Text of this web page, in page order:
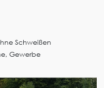
Schweißen
Gewerbe